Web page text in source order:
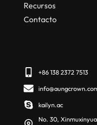
Recursos
Contacto
+86 138 2372 7513
kailyn.ac
No. 30,